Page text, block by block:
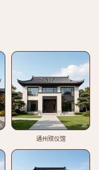
通州殡仪馆